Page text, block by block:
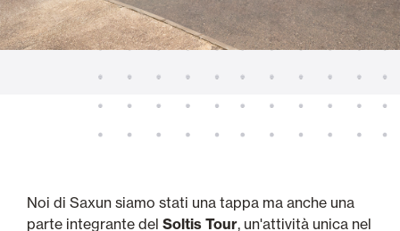
Noi di Saxun siamo stati una tappa ma anche una
parte integrante del Soltis Tour, un'attività unica nel